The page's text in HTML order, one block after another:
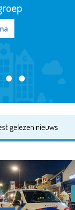
gelezen nieuws